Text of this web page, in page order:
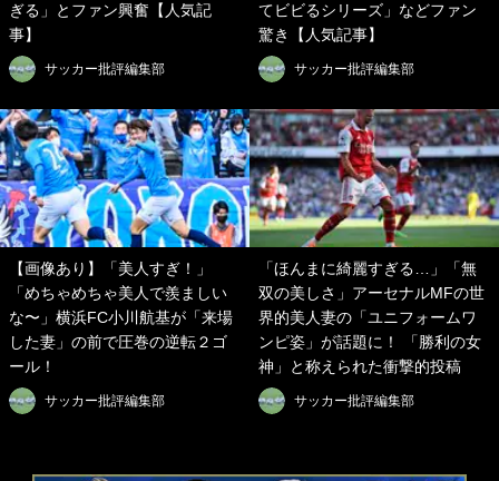
ぎる」とファン興奮【人気記
事】
サッカー批評編集部
てビビるシリーズ」などファン
驚き【人気記事】
サッカー批評編集部
【画像あり】「美人すぎ！」
「めちゃめちゃ美人で羨ましい
な〜」横浜FC小川航基が「来場
した妻」の前で圧巻の逆転２ゴ
ール！
サッカー批評編集部
「ほんまに綺麗すぎる…」「無
双の美しさ」アーセナルMFの世
界的美人妻の「ユニフォームワ
ンピ姿」が話題に！ 「勝利の女
神」と称えられた衝撃的投稿
サッカー批評編集部